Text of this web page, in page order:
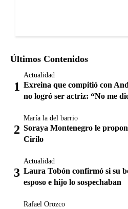
Últimos Contenidos
Actualidad
Exreina que compitió con
no logró ser actriz: “No me
María la del barrio
Soraya Montenegro le
Cirilo
Actualidad
Laura Tobón confirmó si su
esposo e hijo lo sospechaban
Rafael Orozco